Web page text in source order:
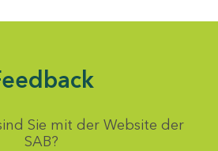
Sie mit der Website der
SAB?